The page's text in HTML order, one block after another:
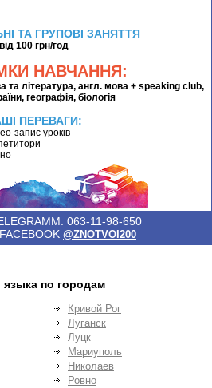
ТА ГРУПОВІ ЗАНЯТТЯ
від 100 грн/год
НАВЧАННЯ:
та література, англ. мова + speaking club,
географія, біологія
ПЕРЕВАГИ:
запис уроків
063-11-98-650
@ZNOTVOI200
по городам
Кривой Рог
Луганск
Луцк
Мариуполь
Николаев
Ровно